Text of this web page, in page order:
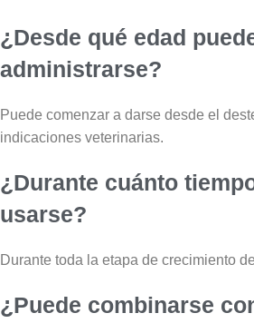
¿Desde qué edad
administrarse?
Puede comenzar a darse desde el
indicaciones veterinarias.
¿Durante cuánto
usarse?
Durante toda la etapa de crecimiento
¿Puede combinarse